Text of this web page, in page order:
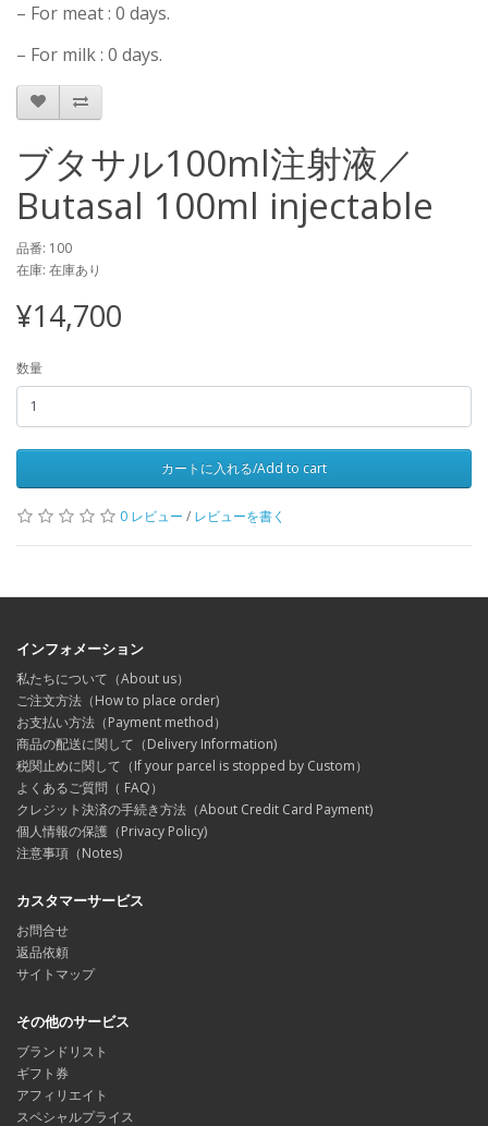
– For meat : 0 days.
– For milk : 0 days.
ブタサル100ml注射液／
Butasal 100ml injectable
品番: 100
在庫: 在庫あり
¥14,700
数量
カートに入れる/Add to cart
0 レビュー / レビューを書く
インフォメーション
私たちについて（About us）
ご注文方法（How to place order)
お支払い方法（Payment method）
商品の配送に関して（Delivery Information)
税関止めに関して（If your parcel is stopped by Custom）
よくあるご質問（ FAQ）
クレジット決済の手続き方法（About Credit Card Payment)
個人情報の保護（Privacy Policy)
注意事項（Notes)
カスタマーサービス
お問合せ
返品依頼
サイトマップ
その他のサービス
ブランドリスト
ギフト券
アフィリエイト
スペシャルプライス